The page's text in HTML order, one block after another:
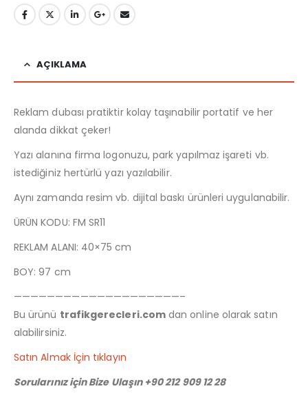
AÇIKLAMA
Reklam dubası pratiktir kolay taşınabilir portatif ve her
alanda dikkat çeker!
Yazı alanına firma logonuzu, park yapılmaz işareti vb.
istediğiniz hertürlü yazı yazılabilir.
Aynı zamanda resim vb. dijital baskı ürünleri uygulanabilir.
ÜRÜN KODU: FM SR11
REKLAM ALANI: 40×75 cm
BOY: 97 cm
————————————————————–
Bu ürünü trafikgerecleri.comdan online olarak satın
alabilirsiniz.
Satın Almak İçin tıklayın
Sorularınız için Bize Ulaşın +90 212 909 12 28